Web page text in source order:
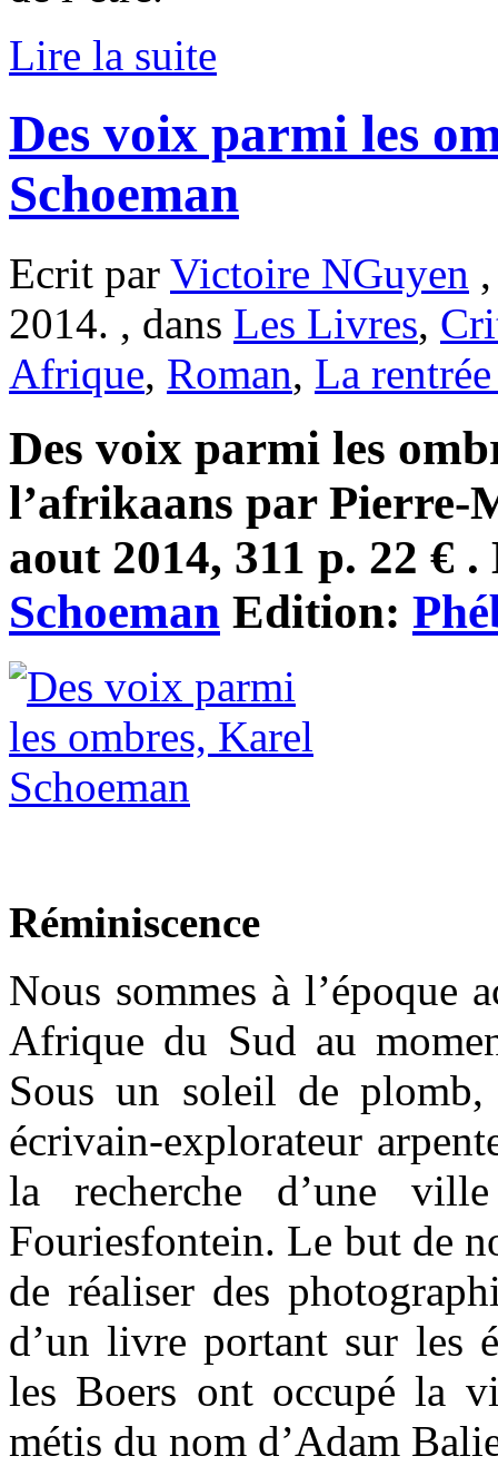
Lire la suite
Des voix parmi les
Schoeman
Ecrit par Victoire NGuyen
2014. , dans Les Livres,
Afrique, Roman, La
Des voix parmi les
l’afrikaans par Pierre-
aout 2014, 311 p. 22 €
Schoeman Edition:
Réminiscence
Nous sommes à l’époque
Afrique du Sud au
Sous un soleil de
écrivain-explorateur
la recherche d’une
Fouriesfontein. Le but de
de réaliser des
d’un livre portant sur les
les Boers ont occupé la
métis du nom d’Adam